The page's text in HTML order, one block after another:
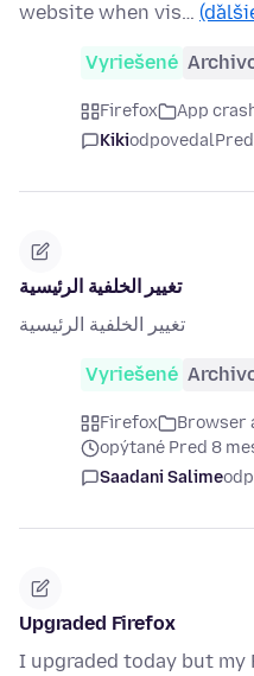
website when vis…
Vyriešené
Firefox App
Kikiodpovedal
تغيير الخلفية الرئيسية
تغيير الخلفية الرئيسية
Vyriešené
Firefox
Browser
opýtané Pred 8
Saadani Salime
Upgraded Firefox
I upgraded today but